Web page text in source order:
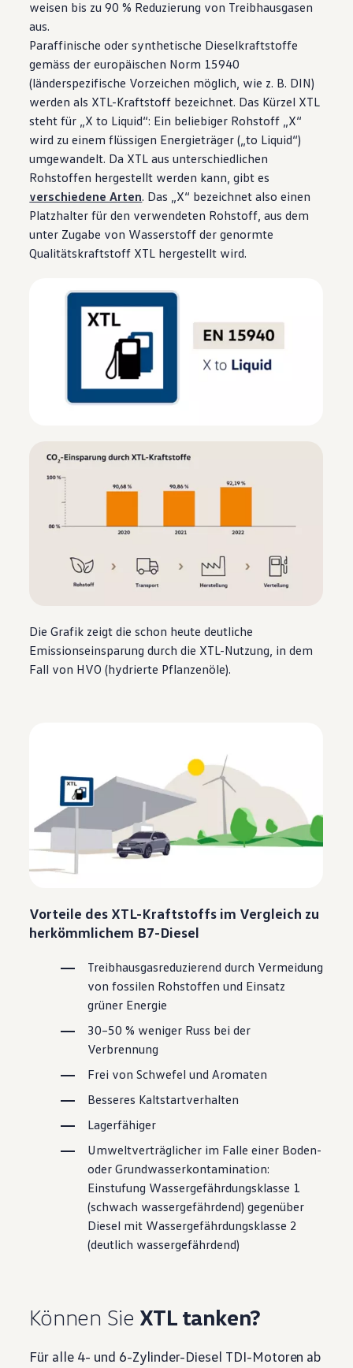
weisen bis zu 90 % Reduzierung von Treibhausgasen
aus.
Paraffinische oder synthetische Dieselkraftstoffe
gemäss der europäischen Norm 15940
(länderspezifische Vorzeichen möglich, wie z. B. DIN)
werden als XTL-Kraftstoff bezeichnet. Das Kürzel XTL
steht für „X to Liquid“: Ein beliebiger Rohstoff „X“
wird zu einem flüssigen Energieträger („to Liquid“)
umgewandelt. Da XTL aus unterschiedlichen
Rohstoffen hergestellt werden kann, gibt es
verschiedene Arten. Das „X“ bezeichnet also einen
Platzhalter für den verwendeten Rohstoff, aus dem
unter Zugabe von Wasserstoff der genormte
Qualitätskraftstoff XTL hergestellt wird.
Die Grafik zeigt die schon heute deutliche
Emissionseinsparung durch die XTL-Nutzung, in dem
Fall von HVO (hydrierte Pflanzenöle).
Vorteile des XTL-Kraftstoffs im Vergleich zu
herkömmlichem B7-Diesel
Treibhausgasreduzierend durch Vermeidung
von fossilen Rohstoffen und Einsatz
grüner Energie
30–50 % weniger Russ bei der
Verbrennung
Frei von Schwefel und Aromaten
Besseres Kaltstartverhalten
Lagerfähiger
Umweltverträglicher im Falle einer Boden-
oder Grundwasserkontamination:
Einstufung Wassergefährdungsklasse 1
(schwach wassergefährdend) gegenüber
Diesel mit Wassergefährdungsklasse 2
(deutlich wassergefährdend)
Können Sie XTL tanken?
Für alle 4- und 6-Zylinder-Diesel TDI-Motoren ab